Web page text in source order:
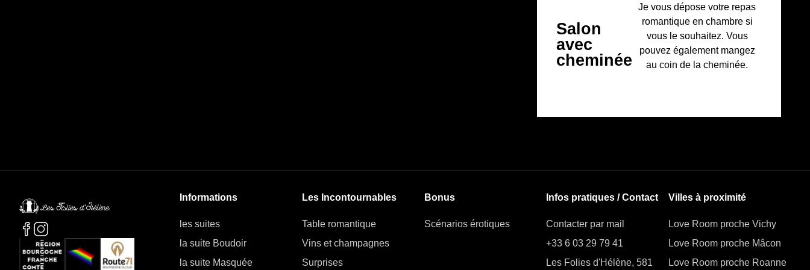
Salon
avec
cheminée
Je vous dépose votre repas
romantique en chambre si
vous le souhaitez. Vous
pouvez également mangez
au coin de la cheminée.
Informations
les suites
la suite Boudoir
la suite Masquée
Les Incontournables
Table romantique
Vins et champagnes
Surprises
Bonus
Scénarios érotiques
Infos pratiques / Contact
Contacter par mail
+33 6 03 29 79 41
Les Folies d'Hélène, 581
Villes à proximité
Love Room proche Vichy
Love Room proche Mâcon
Love Room proche Roanne